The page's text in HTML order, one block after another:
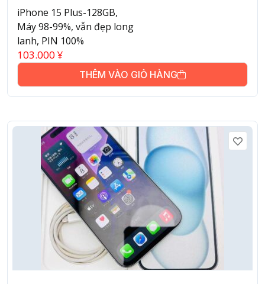
iPhone 15 Plus-128GB,
Máy 98-99%, vẫn đẹp long
lanh, PIN 100%
103.000 ¥
THÊM VÀO GIỎ HÀNG